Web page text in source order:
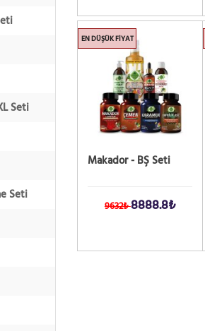
Seti
Seti
EN DÜŞÜK FIYAT
Makador - BŞ Seti
9632₺8888.8₺